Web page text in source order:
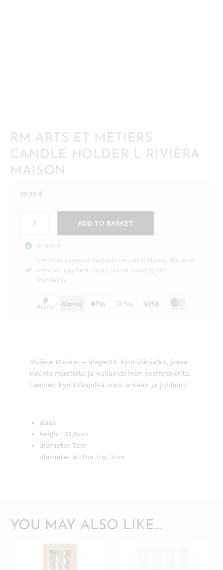
RM ARTS ET MÉTIERS
CANDLE HOLDER L RIVIÈRA
MAISON
39,95 €
Métiers
Candle
Holder
Maison
ADD TO BASKET
In Stock
Versatile payment methods including Klarna, the most
common payment cards, online banking, and
MobilePay
Rivièra Maison – elegantti kynttilänjalka, jossa
kaunis muotoilu ja kullanvärinen yksityiskohta.
Lasinen kynttilänjalka sopii arkeen ja juhlaan!
glass
height 30,5cm
diameter 7cm
diameter at the top 3cm
YOU MAY ALSO LIKE…
QUICKVIEW